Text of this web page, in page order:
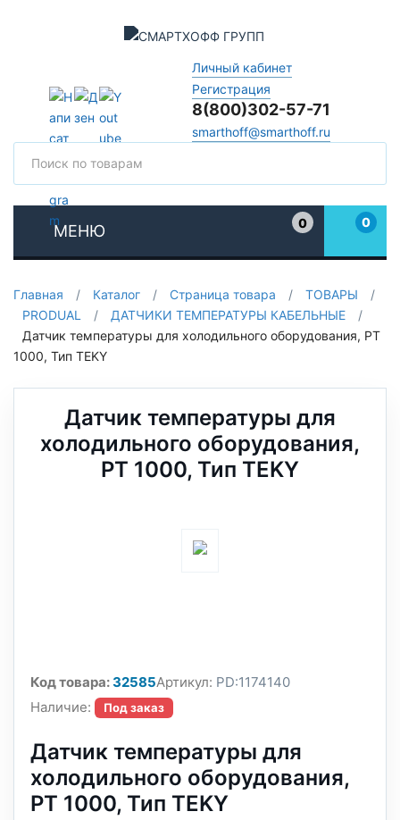
Личный кабинет
Регистрация
8(800)302-57-71
smarthoff@smarthoff.ru
МЕНЮ
0
0
Главная / Каталог / Страница товара / ТОВАРЫ
/
PRODUAL
/ ДАТЧИКИ ТЕМПЕРАТУРЫ КАБЕЛЬНЫЕ
/
Датчик температуры для холодильного оборудования, PT
1000, Тип TEKY
Датчик температуры для
холодильного оборудования,
PT 1000, Тип TEKY
Код товара:32585Артикул: PD:1174140
Наличие:
Под заказ
Датчик температуры для
холодильного оборудования,
PT 1000, Тип TEKY